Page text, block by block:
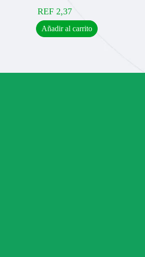
REF 2,37
Añadir al carrito